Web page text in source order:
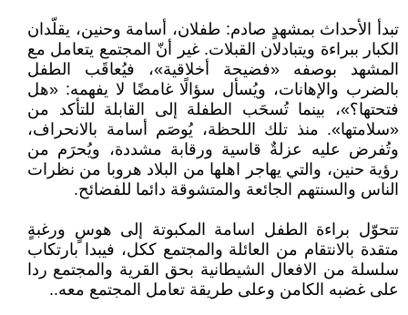
تبدأ الأحداث بمشهدٍ صادم: طفلان، أسامة وحنين، يقلّدان
الكبار ببراءة ويتبادلان القبلات. غير أنّ المجتمع يتعامل مع
المشهد بوصفه «فضيحة أخلاقية»، فيُعاقَب الطفل
بالضرب والإهانات، ويُسأل سؤالًا غامضًا لا يفهمه: «هل
فتحتها؟»، بينما تُسحَب الطفلة إلى القابلة للتأكد من
«سلامتها». منذ تلك اللحظة، يُوصَم أسامة بالانحراف،
وتُفرض عليه عزلةٌ قاسية ورقابة مشددة، ويُحرَم من
رؤية حنين، والتي يهاجر اهلها من البلاد هروبا من نظرات
الناس والسنتهم الجائعة والمتشوقة دائما للفضائح.
تتحوّل براءة الطفل اسامة المكبوتة إلى هوسٍ ورغبةٍ
متقدة بالانتقام من العائلة والمجتمع ككل، فيبدا بارتكاب
سلسلة من الافعال الشيطانية بحق القرية والمجتمع ردا
على غضبه الكامن وعلى طريقة تعامل المجتمع معه..